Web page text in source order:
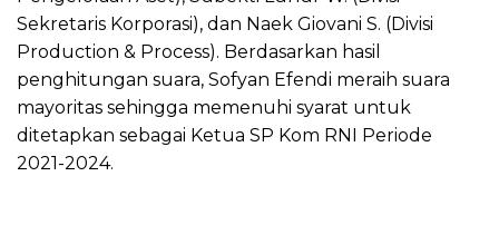
Sekretaris Korporasi), dan Naek Giovani S. (Divisi
Production & Process). Berdasarkan hasil
penghitungan suara, Sofyan Efendi meraih suara
mayoritas sehingga memenuhi syarat untuk
ditetapkan sebagai Ketua SP Kom RNI Periode
2021-2024.